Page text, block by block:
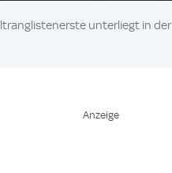
unterliegt in der